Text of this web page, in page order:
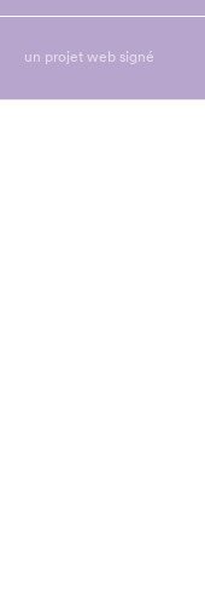
un projet web signé